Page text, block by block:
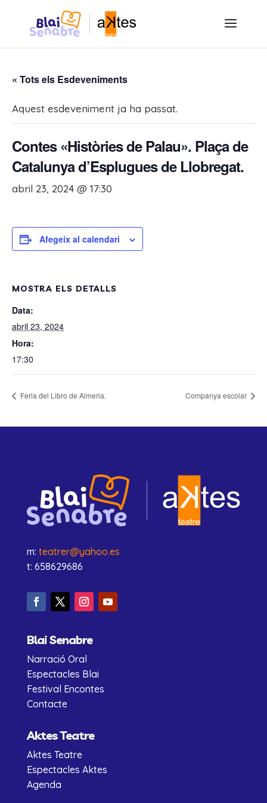
« Tots els Esdeveniments
Aquest esdeveniment ja ha passat.
Contes «Històries de Palau». Plaça de
Catalunya d’Esplugues de Llobregat.
abril 23, 2024 @ 17:30
Afegeix al calendari
MOSTRA ELS DETALLS
Data:
abril 23, 2024
Hora:
17:30
Feria del Libro de Almeria. Companya escolar
m: teatrer@yahoo.es
t: 658629686
Blai Senabre
Narració Oral
Espectacles Blai
Festival Encontes
Contacte
Aktes Teatre
Aktes Teatre
Espectacles Aktes
Agenda